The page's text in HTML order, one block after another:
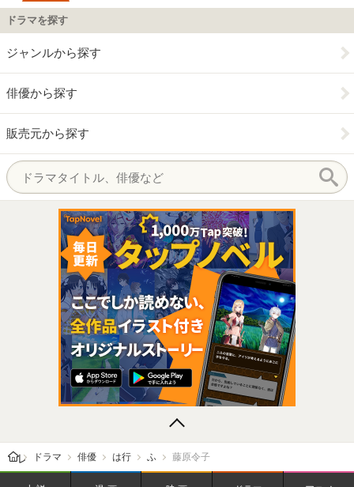
ドラマを探す
ジャンルから探す
俳優から探す
販売元から探す
レビューン トップ
ドラマ 俳優 は行 ふ 藤原令子